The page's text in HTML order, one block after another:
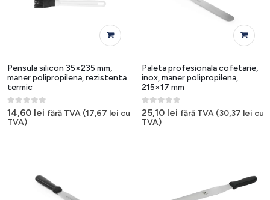
Pensula silicon 35×235 mm,
maner polipropilena, rezistenta
termic
0 out of 5
14,60 lei fără TVA (17,67 lei cu
TVA)
Paleta profesionala cofetarie,
inox, maner polipropilena,
215×17 mm
0out of 5
25,10 lei fără TVA (30,37 lei cu
TVA)